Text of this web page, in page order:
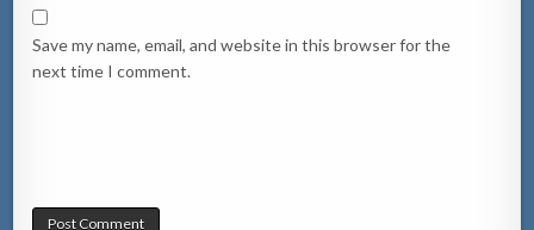
Save my name, email, and website in this browser for the
next time I comment.